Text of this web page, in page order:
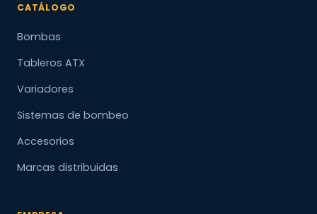
CATÁLOGO
Bombas
Tableros ATX
Variadores
Sistemas de bombeo
Accesorios
Marcas distribuidas